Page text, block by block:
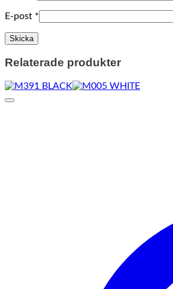
E-post *
Relaterade produkter